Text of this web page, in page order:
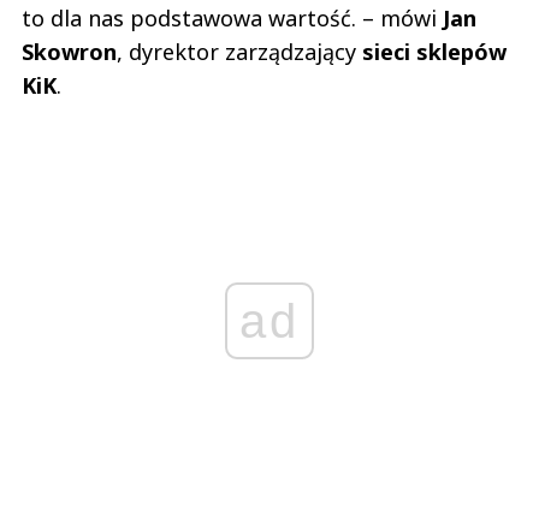
to dla nas podstawowa wartość. – mówi Jan
Skowron, dyrektor zarządzający sieci sklepów
KiK.
ad